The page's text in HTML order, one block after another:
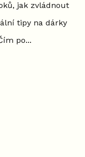
jak zvládnout
tipy na dárky
po...